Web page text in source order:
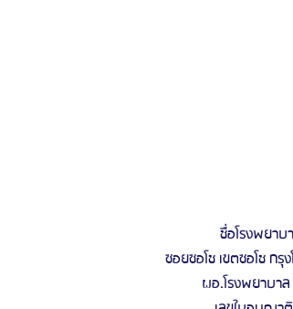
ชื่อโรงพยา
ซอยซอโช เขตซอโช กรุ
ผอ.โรงพยาบา